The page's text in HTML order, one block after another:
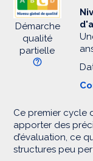
Démarche
qualité
partielle
Ce premier cycle
apporter des
d’évaluation, ce
structures peu